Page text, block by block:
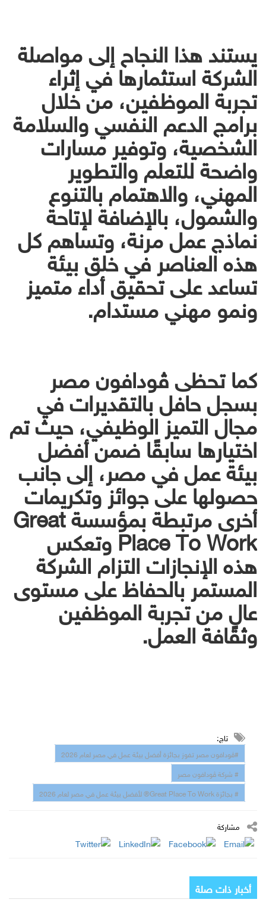
يستند هذا النجاح إلى مواصلة
الشركة استثمارها في إثراء
تجربة الموظفين، من خلال
برامج الدعم النفسي والسلامة
الشخصية، وتوفير مسارات
واضحة للتعلم والتطوير
المهني، والاهتمام بالتنوع
والشمول، بالإضافة لإتاحة
نماذج عمل مرنة، وتساهم كل
هذه العناصر في خلق بيئة
تساعد على تحقيق أداء متميز
ونمو مهني مستدام.
كما تحظى ڤودافون مصر
بسجل حافل بالتقديرات في
مجال التميز الوظيفي، حيث تم
اختيارها سابقًا ضمن أفضل
بيئة عمل في مصر، إلى جانب
حصولها على جوائز وتكريمات
أخرى مرتبطة بمؤسسة Great
Place To Work وتعكس
هذه الإنجازات التزام الشركة
المستمر بالحفاظ على مستوى
عالٍ من تجربة الموظفين
وثقافة العمل.
تاج:
#ڤودافون مصر تفوز بجائزة أفضل بيئة عمل في مصر لعام 2026
# شركة ڤودافون مصر
# بجائزة Great Place To Work®️ لأفضل بيئة عمل في مصر لعام 2026
مشاركة
أخبار ذات صلة